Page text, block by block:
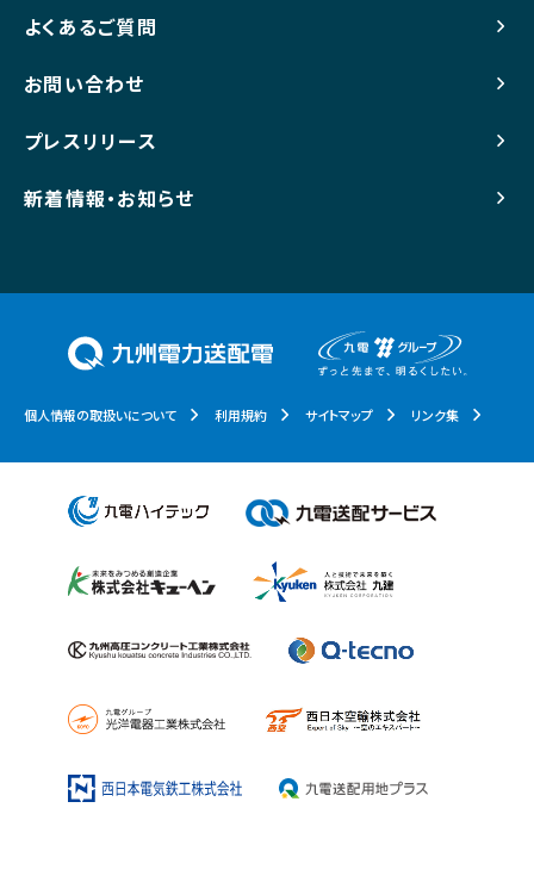
よくあるご質問
お問い合わせ
プレスリリース
新着情報・お知らせ
個人情報の取扱いについて 利用規約 サイトマップ リンク集